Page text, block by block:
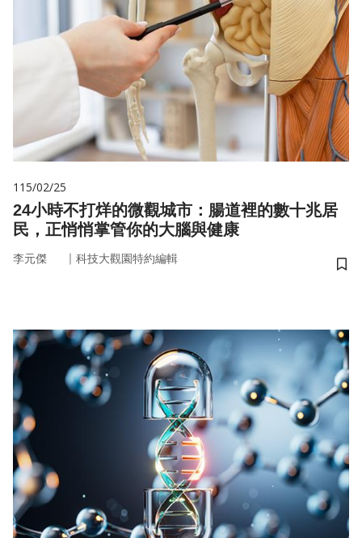
115/02/25
24小時不打烊的微觀城市：腸道裡的數十兆居
民，正悄悄掌管你的大腦與健康
李元傑 ｜ 科技大觀園特約編輯
儲